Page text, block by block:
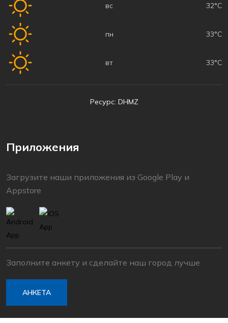
вс 32°C
пн 33°C
вт 33°C
Ресурс: DHMZ
Приложения
Загрузите наши приложения из Google Play и
Appstore
Заполните анкету и сделайте наш город лучше
АНКЕТА